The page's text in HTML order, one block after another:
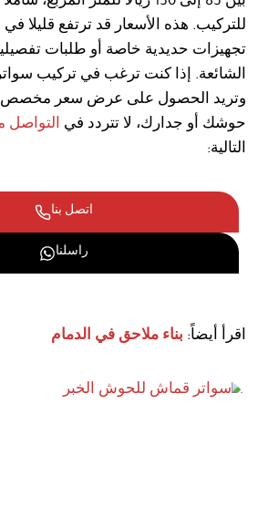
للتركيب. هذه الأسعار قد ترتفع قليلا
تجهيزات حديدية خاصة أو طلبات
الشائعة. إذا كنت ترغب في تركيب
وتريد الحصول على عرض سعر
حوشك أو جدارك، لا تتردد في التواصل
التالية:
اتصل بنا
راسلنا
اقرأ أيضاً: بناء ملاحق في الدمام